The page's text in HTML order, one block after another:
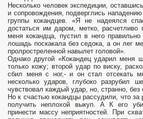
Несколько человек экспедиции,
и сопровождения, подверглись
группы кокандцев. «Я не надеялся
достаться им даром, метко, расчетливо
меня кокандца, пустил в него
лошадь поскакала без седока, а он лег
пролростреленной навылет головой».
Однако другой «Кокандец ударил меня
только кожу; второй удар по виску,
сбил меня с ног,- и он стал отсекать
несколько ударов, глубоко разрубил
чувствовал каждый удар, но, странно, без
Но к счастью кокандцы рассудили, что за
получить неплохой выкуп. А К его
принести массу неприятностей. При